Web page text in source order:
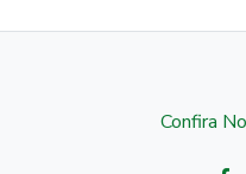
Confira